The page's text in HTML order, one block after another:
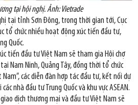
tại hội nghị. Ảnh: Vietrade
tại tỉnh Sơn Đông, trong thời gian tới, Cục
tổ chức nhiều hoạt động xúc tiến đầu tư,
Quốc.
tiến đầu tư Việt Nam sẽ tham gia Hội chợ
tại Nam Ninh, Quảng Tây, đồng thời tổ chức
các diễn đàn hợp tác đầu tư, kết nối dự
nhà đầu tư Trung Quốc và khu vực ASEAN.
dịch thương mại và đầu tư Việt Nam sẽ